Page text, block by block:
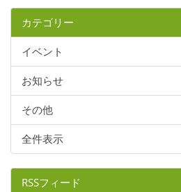
カテゴリー
イベント
お知らせ
その他
全件表示
RSSフィード